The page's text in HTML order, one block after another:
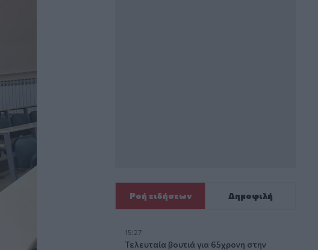
Ροή ειδήσεων Δημοφιλή
15:27
Τελευταία βουτιά για 65χρονη στην